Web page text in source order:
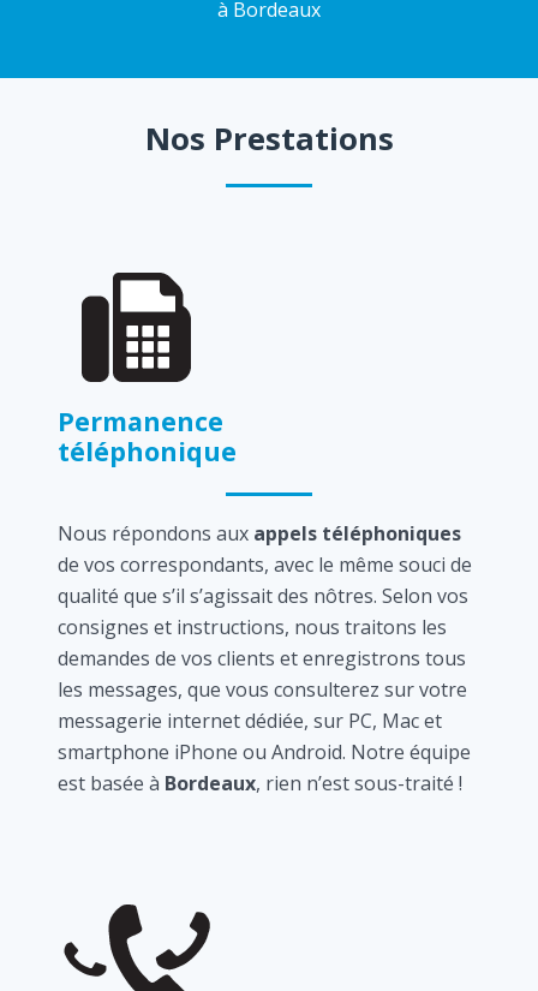
à Bordeaux
Nos Prestations
Permanence
téléphonique
Nous répondons aux appels téléphoniques
de vos correspondants, avec le même souci de
qualité que s’il s’agissait des nôtres. Selon vos
consignes et instructions, nous traitons les
demandes de vos clients et enregistrons tous
les messages, que vous consulterez sur votre
messagerie internet dédiée, sur PC, Mac et
smartphone iPhone ou Android. Notre équipe
est basée à Bordeaux, rien n’est sous-traité !